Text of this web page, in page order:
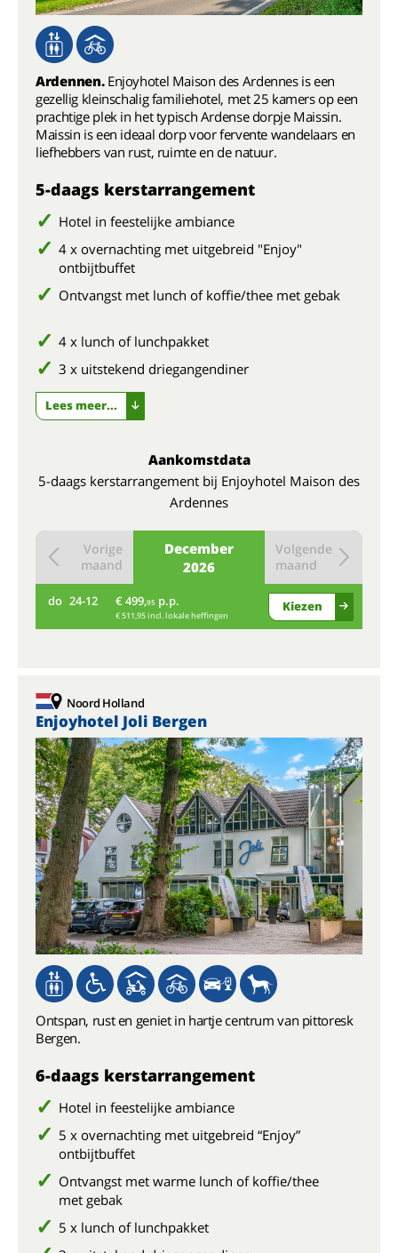
Ardennen.Enjoyhotel Maison des Ardennes is een
gezellig kleinschalig familiehotel, met 25 kamers op een
prachtige plek in het typisch Ardense dorpje Maissin.
Maissin is een ideaal dorp voor fervente wandelaars en
liefhebbers van rust, ruimte en de natuur.
5-daags kerstarrangement
Hotel in feestelijke ambiance
4 x overnachting met uitgebreid "Enjoy"
ontbijtbuffet
Ontvangst met lunch of koffie/thee met gebak
4 x lunch of lunchpakket
3 x uitstekend driegangendiner
Lees meer...
Aankomstdata
5-daags kerstarrangement bij Enjoyhotel Maison des
Ardennes
December
2026
Vorige
maand
Volgende
maand
do 24-12 € 499,95 p.p.
€ 511,95 incl. lokale heffingen
Kiezen
Noord Holland
Enjoyhotel Joli Bergen
Ontspan, rust en geniet in hartje centrum van pittoresk
Bergen.
6-daags kerstarrangement
Hotel in feestelijke ambiance
5 x overnachting met uitgebreid “Enjoy”
ontbijtbuffet
Ontvangst met warme lunch of koffie/thee
met gebak
5 x lunch of lunchpakket